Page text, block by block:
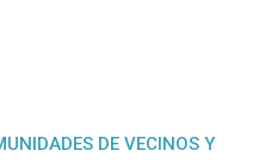
DE VECINOS Y